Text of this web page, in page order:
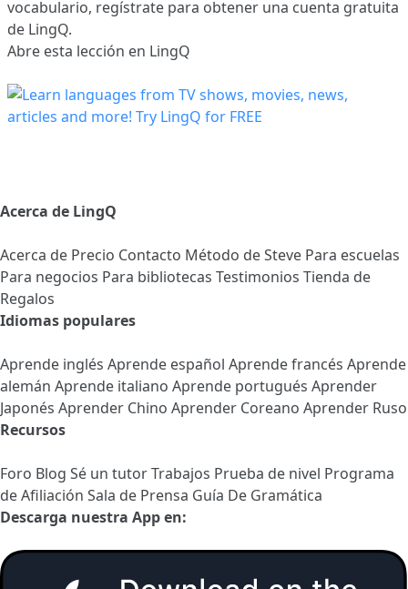
vocabulario, regístrate para obtener una cuenta gratuita
de LingQ.
Abre esta lección en LingQ
Acerca de LingQ
Acerca de Precio Contacto Método de Steve Para escuelas
Para negocios Para bibliotecas Testimonios Tienda de
Regalos
Idiomas populares
Aprende inglés Aprende español Aprende francés Aprende
alemán Aprende italiano Aprende portugués Aprender
Japonés Aprender Chino Aprender Coreano Aprender Ruso
Recursos
Foro Blog Sé un tutorTrabajos Prueba de nivel Programa
de Afiliación Sala de Prensa Guía De Gramática
Descarga nuestra App en: